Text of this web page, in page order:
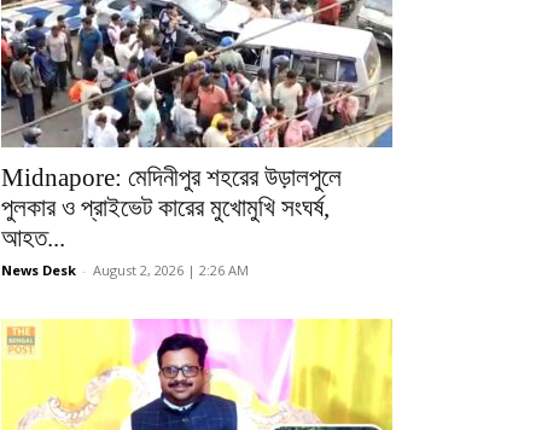
Midnapore: মেদিনীপুর শহরের উড়ালপুলে
পুলকার ও প্রাইভেট কারের মুখোমুখি সংঘর্ষ,
আহত...
News Desk - August 2, 2026 | 2:26 AM